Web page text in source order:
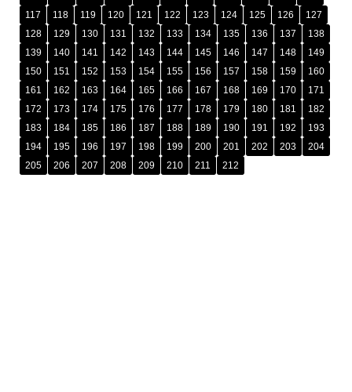
117
118 119 120 121 122 123 124 125 126
127
128
129 130 131 132 133 134 135 136 137
138
139
140 141 142 143 144 145 146 147 148
149
150
151 152 153 154 155 156 157 158 159
160
161
162 163 164 165 166 167 168 169 170
171
172
173 174 175 176 177 178 179 180 181
182
183
184 185 186 187 188 189 190 191 192
193
194
195 196 197 198 199 200 201 202 203
204
205
206 207 208 209 210 211 212